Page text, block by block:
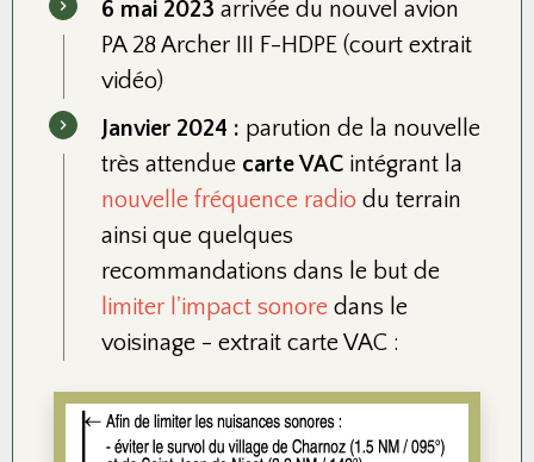
6 mai 2023 arrivée du nouvel avion
PA 28 Archer III F-HDPE (court extrait
vidéo)
Janvier 2024 : parution de la nouvelle
très attendue carte VAC intégrant la
nouvelle fréquence radio du terrain
ainsi que quelques
recommandations dans le but de
limiter l'impact sonore dans le
voisinage - extrait carte VAC :